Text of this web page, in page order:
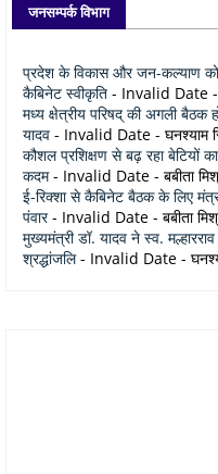
जनसम्पर्क विभाग
प्रदेश के विकास और जन-कल्याण
कैबिनेट स्वीकृति - Invalid Date
मध्य क्षेत्रीय परिषद् की अगली बैठक
यादव - Invalid Date - घनश्याम
कौशल प्रशिक्षण से बढ़ रहा बेटियों
कदम- Invalid Date - बबीता
ई-रिक्शा से कैबिनेट बैठक के लिए
पंवार- Invalid Date - बबीता
मुख्यमंत्री डॉ. यादव ने स्व.
श्रद्धांजलि- Invalid Date -